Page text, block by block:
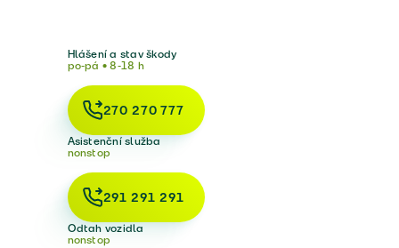
Hlášení a stav škody
po-pá • 8-18 h
270 270 777
Asistenční služba
nonstop
291 291 291
Odtah vozidla
nonstop